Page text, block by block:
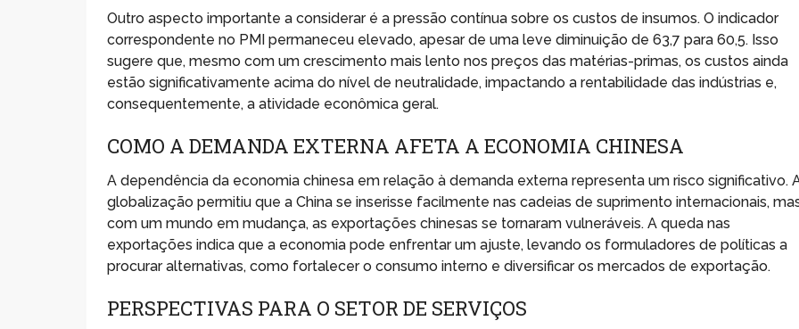
Outro aspecto importante a considerar é a pressão contínua sobre os custos de insumos. O indicador
correspondente no PMI permaneceu elevado, apesar de uma leve diminuição de 63,7 para 60,5. Isso
sugere que, mesmo com um crescimento mais lento nos preços das matérias-primas, os custos ainda
estão significativamente acima do nível de neutralidade, impactando a rentabilidade das indústrias e,
consequentemente, a atividade econômica geral.
COMO A DEMANDA EXTERNA AFETA A ECONOMIA CHINESA
A dependência da economia chinesa em relação à demanda externa representa um risco significativo.
globalização permitiu que a China se inserisse facilmente nas cadeias de suprimento internacionais,
com um mundo em mudança, as exportações chinesas se tornaram vulneráveis. A queda nas
exportações indica que a economia pode enfrentar um ajuste, levando os formuladores de políticas a
procurar alternativas, como fortalecer o consumo interno e diversificar os mercados de exportação.
PERSPECTIVAS PARA O SETOR DE SERVIÇOS